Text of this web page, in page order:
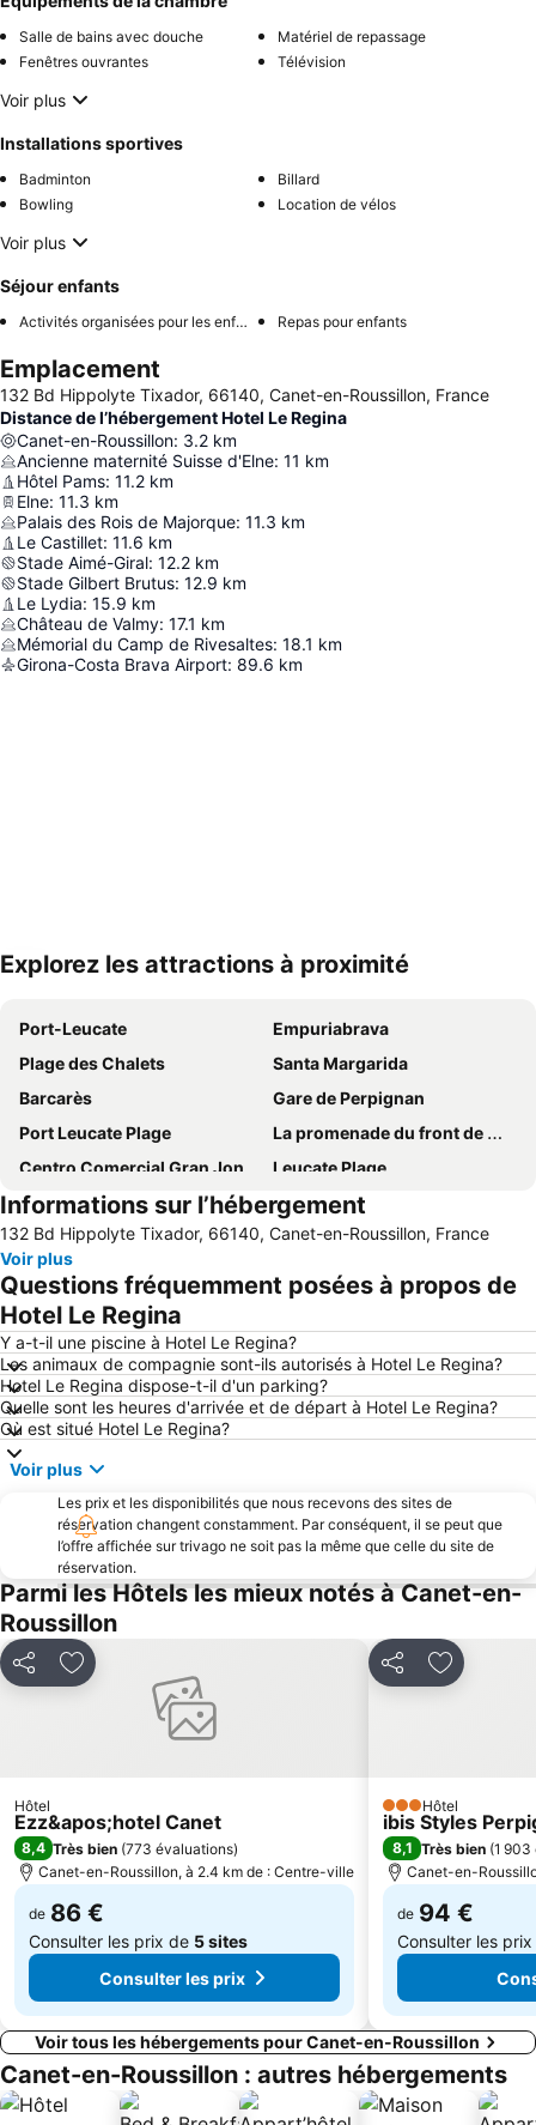
Salle de bains avec douche
Matériel de repassage
Fenêtres ouvrantes
Télévision
Voir plus
Installations sportives
Badminton
Billard
Bowling
Location de vélos
Voir plus
Séjour enfants
Activités organisées pour les enfants Repas pour enfants
Emplacement
132 Bd Hippolyte Tixador, 66140, Canet-en-Roussillon, France
Distance de l’hébergement Hotel Le Regina
Canet-en-Roussillon: 3.2 km
Ancienne maternité Suisse d'Elne: 11 km
Hôtel Pams: 11.2 km
Elne: 11.3 km
Palais des Rois de Majorque: 11.3 km
Le Castillet: 11.6 km
Stade Aimé-Giral: 12.2 km
Stade Gilbert Brutus: 12.9 km
Le Lydia: 15.9 km
Château de Valmy: 17.1 km
Mémorial du Camp de Rivesaltes: 18.1 km
Girona-Costa Brava Airport: 89.6 km
Explorez les attractions à proximité
Port-Leucate
Empuriabrava
Plage des Chalets
Santa Margarida
Barcarès
Gare de Perpignan
Port Leucate Plage
La promenade du front de mer
Centro Comercial Gran Jonquera
Leucate Plage
Figueres
La Franqui
La plage
Baie de Cadaques
Réserve Africaine de Sigean
Aqua Brava
d'Argelès-sur-mer
Llançà
Citadelle de Roses
Port de Rosas
Port de Collioure
De la Gare
Plage du Lydia
Marina de Empuriabrava
Le Port de Canet Plage
Aéroport de Perpignan - Rivesaltes
Porte d'Espagne
Le Port de Port Barcarès
Côte Vermeille
de Banyuls
Plage du Roussillon
Portbou
Plage de la Punta
Les étangs de Gruissan
Parc des Expositions
Port de plaisance
Colera
Plage Centrale de Sainte Marie la Mer
Cap de Creus
Plage du Port
Informations sur l’hébergement
132 Bd Hippolyte Tixador, 66140, Canet-en-Roussillon, France
Voir plus
Questions fréquemment posées à propos de
Hotel Le Regina
Y a-t-il une piscine à Hotel Le Regina?
Les animaux de compagnie sont-ils autorisés à Hotel Le Regina?
Hotel Le Regina dispose-t-il d'un parking?
Quelle sont les heures d'arrivée et de départ à Hotel Le Regina?
Où est situé Hotel Le Regina?
Voir plus
Les prix et les disponibilités que nous recevons des sites de
réservation changent constamment. Par conséquent, il se peut que
l’offre affichée sur trivago ne soit pas la même que celle du site de
réservation.
Parmi les Hôtels les mieux notés à Canet-en-
Roussillon
PartagerAjouter à mes favoris
Hôtel
Ezz&apos;hotel Canet
8,4 Très bien (773 évaluations)
Canet-en-Roussillon, à 2.4 km de : Centre-ville
de 86 €
Consulter les prix de 5 sites
Consulter les prix
PartagerAjouter à
3 Étoiles
Hôtel
ibis Styles
8,1 Très bien (1 903
Canet-en-
de 94 €
Consulter les
Voir tous les hébergements pour Canet-en-Roussillon
Canet-en-Roussillon : autres hébergements